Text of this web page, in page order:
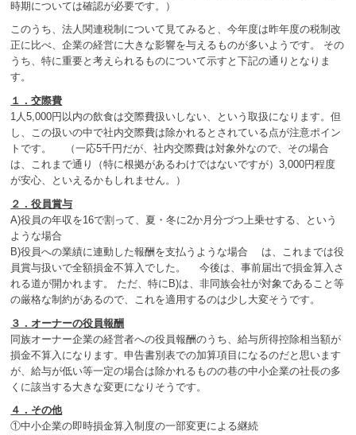
時期については確認が必要です。）
このうち、法人関連税制について見てみると、今年度は昨年度の税制改
正に比べ、企業の経営に大きな影響を与えるものが多いようです。 その
うち、特に重要と考えられるものについて示すと下記の通りとなりま
す。
１．交際費
1人5,000円以内の飲食は交際費扱いしない、という取扱になります。但
し、この扱いの中で社内交際費は除かれるとされている点が注意ポイン
トです。 （一応5千円だが、社内交際費は対象外なので、その場合
は、これまで通り（特に根拠があるわけではないですが）3,000円程度
が安心、といえるかもしれません。）
２．役員賞与
A)役員の年収を16で割って、夏・冬に2か月分づつ上乗せする、という
ような場合
B)役員への業績に連動した報酬を支払うような場合 は、これまでは役
員賞与扱いで全額損金不算入でした。 今後は、事前届出で損金算入さ
れる道が開かれます。 ただ、特にB)は、非同族会社が対象であること等
の厳格な制約があるので、これを適用するのは少し大変そうです。
３．オーナーの役員報酬
同族オーナー企業の経営者への役員報酬のうち、給与所得控除相当額が
損金不算入になります。申告書別表での加算項目になるのだと思います
が、給与が低い等一定の場合は除かれるものの巷の中小企業の社長の多
くに該当する大きな変更になりそうです。
４．その他
①中小企業の即時損金算入制度の一部変更による継続